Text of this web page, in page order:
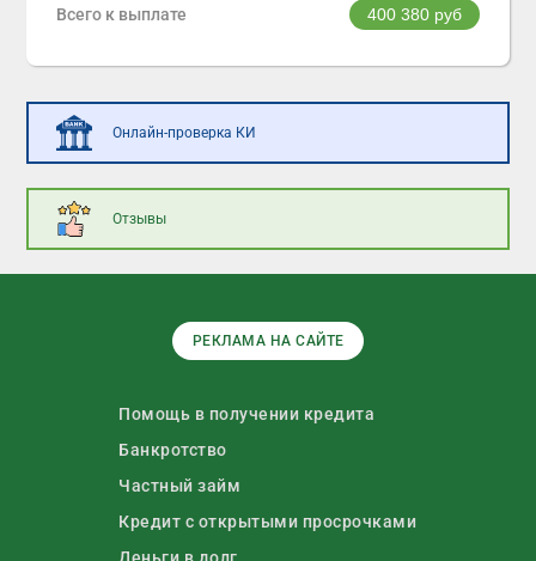
Всего к выплате 400 380руб
Онлайн-проверка КИ
Отзывы
РЕКЛАМА НА САЙТЕ
Помощь в получении кредита
Банкротство
Частный займ
Кредит с открытыми просрочками